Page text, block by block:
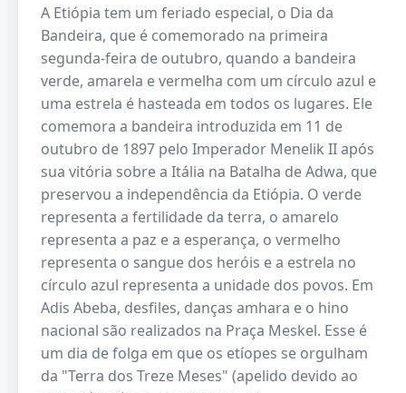
A Etiópia tem um feriado especial, o Dia da
Bandeira, que é comemorado na primeira
segunda-feira de outubro, quando a bandeira
verde, amarela e vermelha com um círculo azul e
uma estrela é hasteada em todos os lugares. Ele
comemora a bandeira introduzida em 11 de
outubro de 1897 pelo Imperador Menelik II após
sua vitória sobre a Itália na Batalha de Adwa, que
preservou a independência da Etiópia. O verde
representa a fertilidade da terra, o amarelo
representa a paz e a esperança, o vermelho
representa o sangue dos heróis e a estrela no
círculo azul representa a unidade dos povos. Em
Adis Abeba, desfiles, danças amhara e o hino
nacional são realizados na Praça Meskel. Esse é
um dia de folga em que os etíopes se orgulham
da "Terra dos Treze Meses" (apelido devido ao